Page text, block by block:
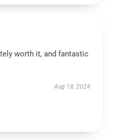
worth it, and fantastic
Aug 18, 2024